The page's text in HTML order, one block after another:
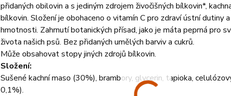
přidaných obilovin a s jediným zdrojem živočišných bílkovin*,
bílkovin. Složení je obohaceno o vitamín C pro zdraví ústní
hmotnosti. Zahrnutí botanických přísad, jako je máta peprná pro
života našich psů. Bez přidaných umělých barviv a cukrů.
Může obsahovat stopy jiných zdrojů bílkovin.
Složení:
Sušené kachní maso (30%), brambory, glycerin, tapioka,
0,1%).